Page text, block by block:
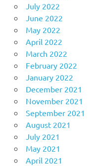
July 2022
June 2022
May 2022
April 2022
March 2022
February 2022
January 2022
December 2021
November 2021
September 2021
August 2021
July 2021
May 2021
April 2021